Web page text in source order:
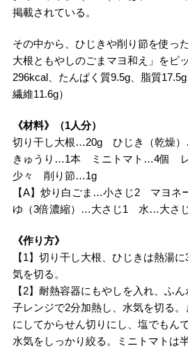
掲載されている。
その中から、ひじきや削り節を使っ
大根ともやしのごまマヨ和え」をピ
296kcal、たんぱく質9.5g、脂質
繊維11.6g）
《材料》（1人分）
切り干し大根…20g ひじき（乾燥
きゅうり…1本 ミニトマト…4個
少々 削り節…1g
【A】炒り白ごま…小さじ2 マヨ
ゆ（3倍濃縮）…大さじ1 水…大さ
《作り方》
【1】切り干し大根、ひじきは熱湯
気を切る。
【2】耐熱容器にもやしを入れ、ふ
子レンジで2分加熱し、水気を切る
にしてからせん切りにし、塩でもん
水気をしっかり絞る。ミニトマトは